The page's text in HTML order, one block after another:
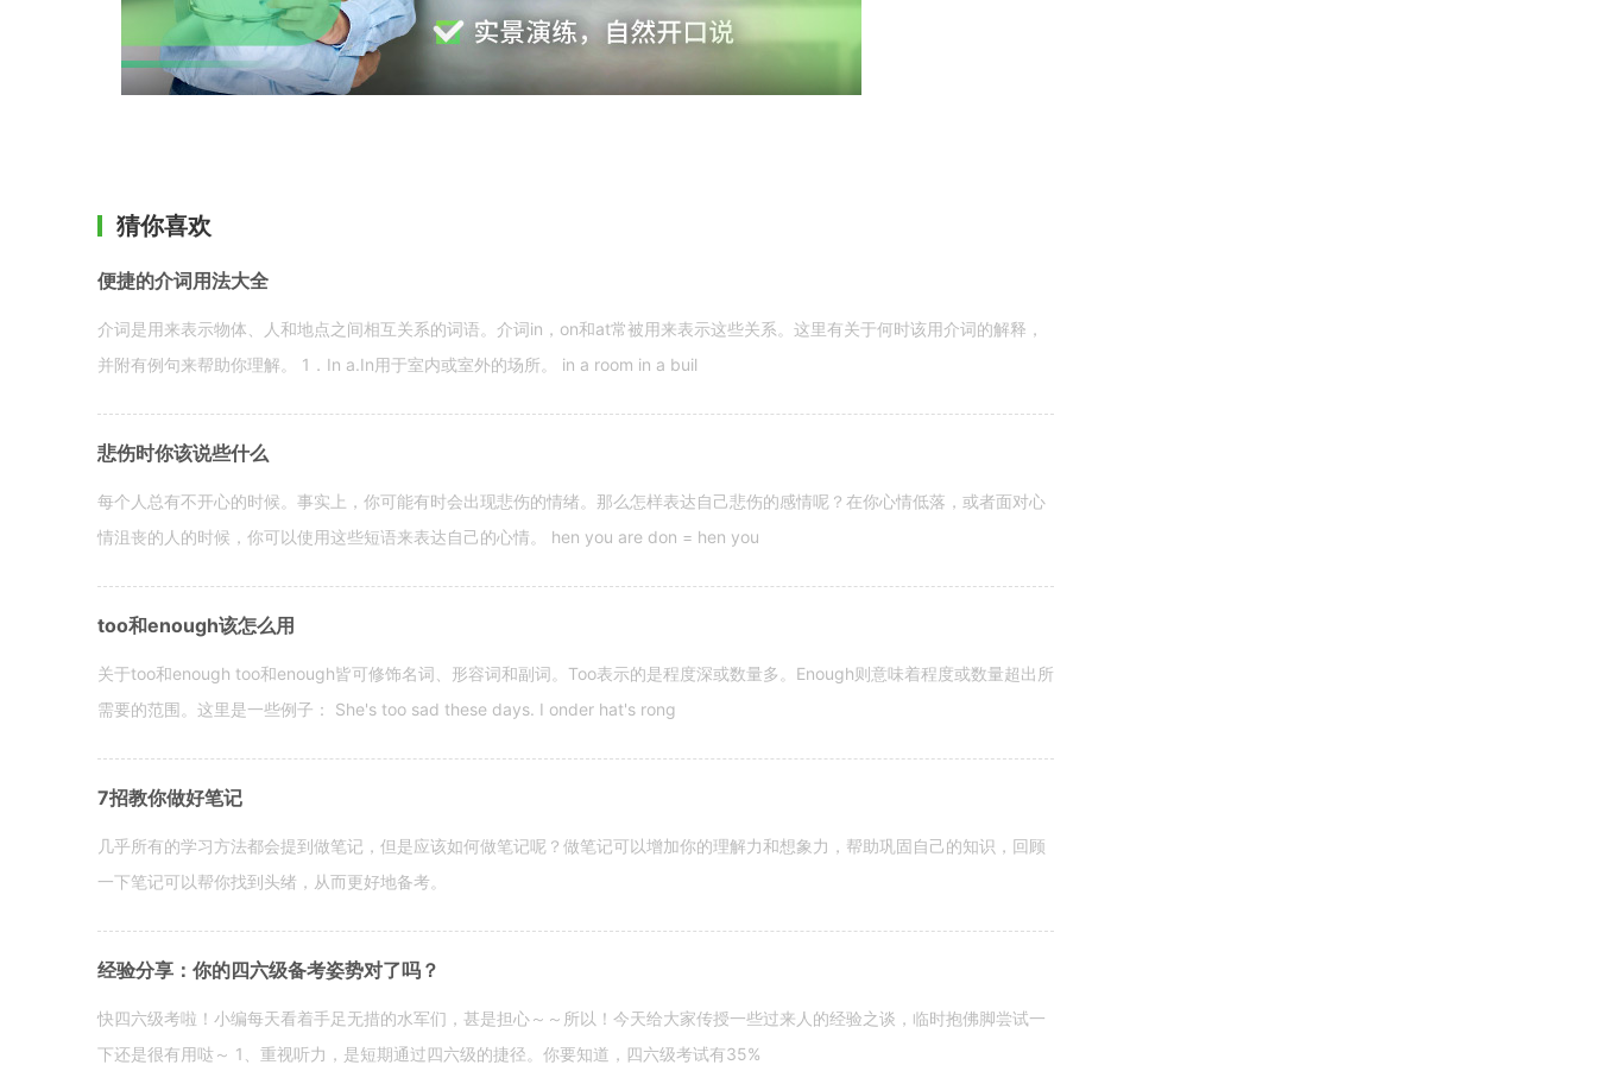
猜你喜欢
便捷的介词用法大全
介词是用来表示物体、人和地点之间相互关系的词语。介词in，on和at常被用来表示这些关系。这里有关于何时该用介词的解释，
并附有例句来帮助你理解。 1．In a.In用于室内或室外的场所。 in a room in a buil
悲伤时你该说些什么
每个人总有不开心的时候。事实上，你可能有时会出现悲伤的情绪。那么怎样表达自己悲伤的感情呢？在你心情低落，或者面对心
情沮丧的人的时候，你可以使用这些短语来表达自己的心情。 hen you are don = hen you
too和enough该怎么用
关于too和enough too和enough皆可修饰名词、形容词和副词。Too表示的是程度深或数量多。Enough则意味着程度或数量超出所
需要的范围。这里是一些例子： She's too sad these days. I onder hat's rong
7招教你做好笔记
几乎所有的学习方法都会提到做笔记，但是应该如何做笔记呢？做笔记可以增加你的理解力和想象力，帮助巩固自己的知识，回顾
一下笔记可以帮你找到头绪，从而更好地备考。
经验分享：你的四六级备考姿势对了吗？
快四六级考啦！小编每天看着手足无措的水军们，甚是担心～～所以！今天给大家传授一些过来人的经验之谈，临时抱佛脚尝试一
下还是很有用哒～ 1、重视听力，是短期通过四六级的捷径。你要知道，四六级考试有35%